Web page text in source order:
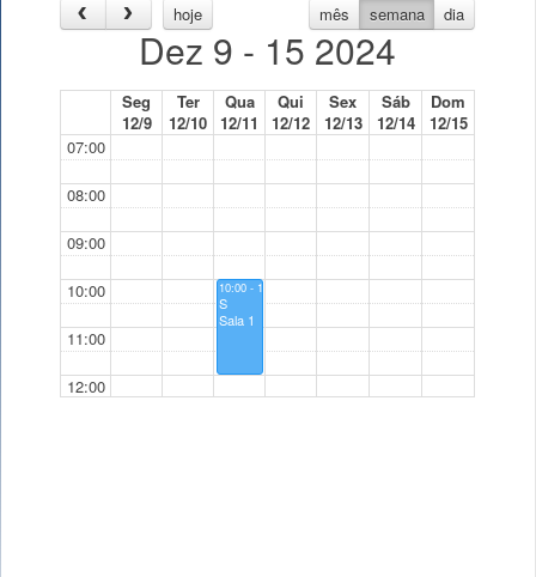
hoje mês semana dia
Dez 9 - 15 2024
Seg
12/9
Ter
12/10
Qua
12/11
Qui
12/12
Sex
12/13
Sáb
12/14
Dom
12/15
07:00
08:00
09:00
10:00
11:00
12:00
10:00 - 12:00
S
Sala 1